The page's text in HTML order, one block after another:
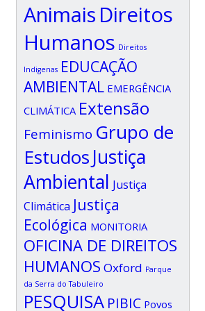
Animais Direitos
Humanos Direitos
Indigenas EDUCAÇÃO
AMBIENTAL EMERGÊNCIA
CLIMÁTICA Extensão
Feminismo Grupo de
EstudosJustiça
Ambiental Justiça
Climática Justiça
Ecológica MONITORIA
OFICINA DE DIREITOS
HUMANOS Oxford Parque
da Serra do Tabuleiro
PESQUISA PIBIC Povos